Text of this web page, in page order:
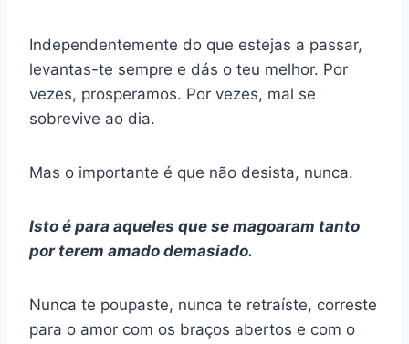
Independentemente do que estejas a passar,
levantas-te sempre e dás o teu melhor. Por
vezes, prosperamos. Por vezes, mal se
sobrevive ao dia.
Mas o importante é que não desista, nunca.
Isto é para aqueles que se magoaram tanto
por terem amado demasiado.
Nunca te poupaste, nunca te retraíste, correste
para o amor com os braços abertos e com o